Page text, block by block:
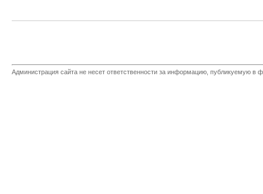
Администрация сайта не несет ответственности за информацию, публикуемую